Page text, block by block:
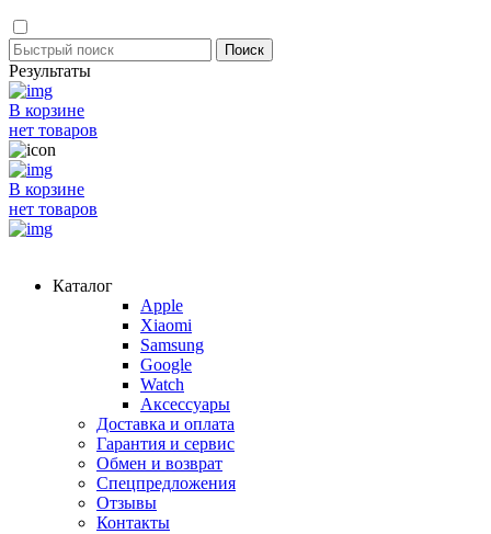
Результаты
В корзине
нет товаров
В корзине
нет товаров
Каталог
Apple
Xiaomi
Samsung
Google
Watch
Аксессуары
Доставка и оплата
Гарантия и сервис
Обмен и возврат
Спецпредложения
Отзывы
Контакты